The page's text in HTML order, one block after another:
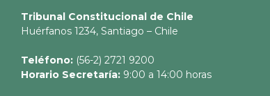
Tribunal Constitucional de Chile
Huérfanos 1234, Santiago – Chile
Teléfono: (56-2) 2721 9200
Horario Secretaría: 9:00 a 14:00 horas